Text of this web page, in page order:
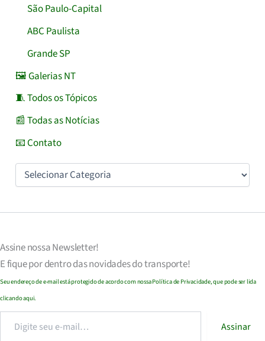
São Paulo-Capital
ABC Paulista
Grande SP
🖼️ Galerias NT
🧵 Todos os Tópicos
📰 Todas as Notícias
📧 Contato
Assine nossaNewsletter!
E fique por dentro das novidades do transporte!
Seu endereço de e-mailestáprotegido de acordo com nossa Política de Privacidade, que pode ser lida
clicando aqui.
Assinar